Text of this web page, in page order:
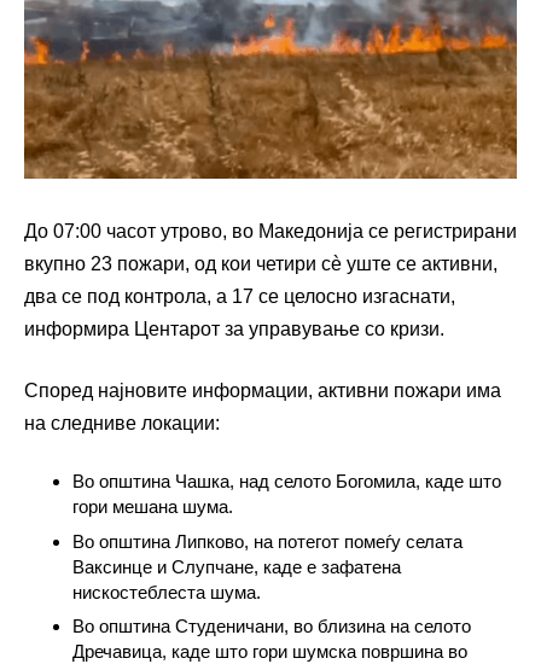
До 07:00 часот утрово, во Македонија се регистрирани
вкупно 23 пожари, од кои четири сè уште се активни,
два се под контрола, а 17 се целосно изгаснати,
информира Центарот за управување со кризи.
Според најновите информации, активни пожари има
на следниве локации:
Во општина Чашка, над селото Богомила, каде што
гори мешана шума.
Во општина Липково, на потегот помеѓу селата
Ваксинце и Слупчане, каде е зафатена
нискостеблеста шума.
Во општина Студеничани, во близина на селото
Дречавица, каде што гори шумска површина во